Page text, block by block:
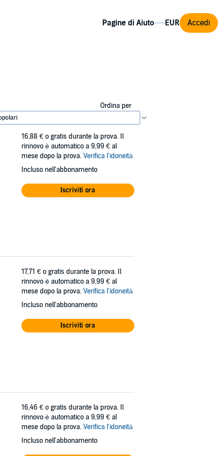
Pagine di Aiuto Accedi
Ordina per
16,88 € o gratis durante la prova. Il
rinnovo è automatico a 9,99 € al
mese dopo la prova. Verifica l'idoneità
Incluso nell'abbonamento
Iscriviti ora
17,71 € o gratis durante la prova. Il
rinnovo è automatico a 9,99 € al
mese dopo la prova. Verifica l'idoneità
Incluso nell'abbonamento
Iscriviti ora
16,46 € o gratis durante la prova. Il
rinnovo è automatico a 9,99 € al
mese dopo la prova. Verifica l'idoneità
Incluso nell'abbonamento